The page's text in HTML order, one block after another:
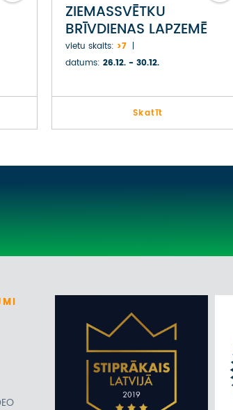
ZIEMASSVĒTKU
BRĪVDIENAS LAPZEMĒ
vietu skaits: >7
datums: 26.12. - 30.12.
Skatīt